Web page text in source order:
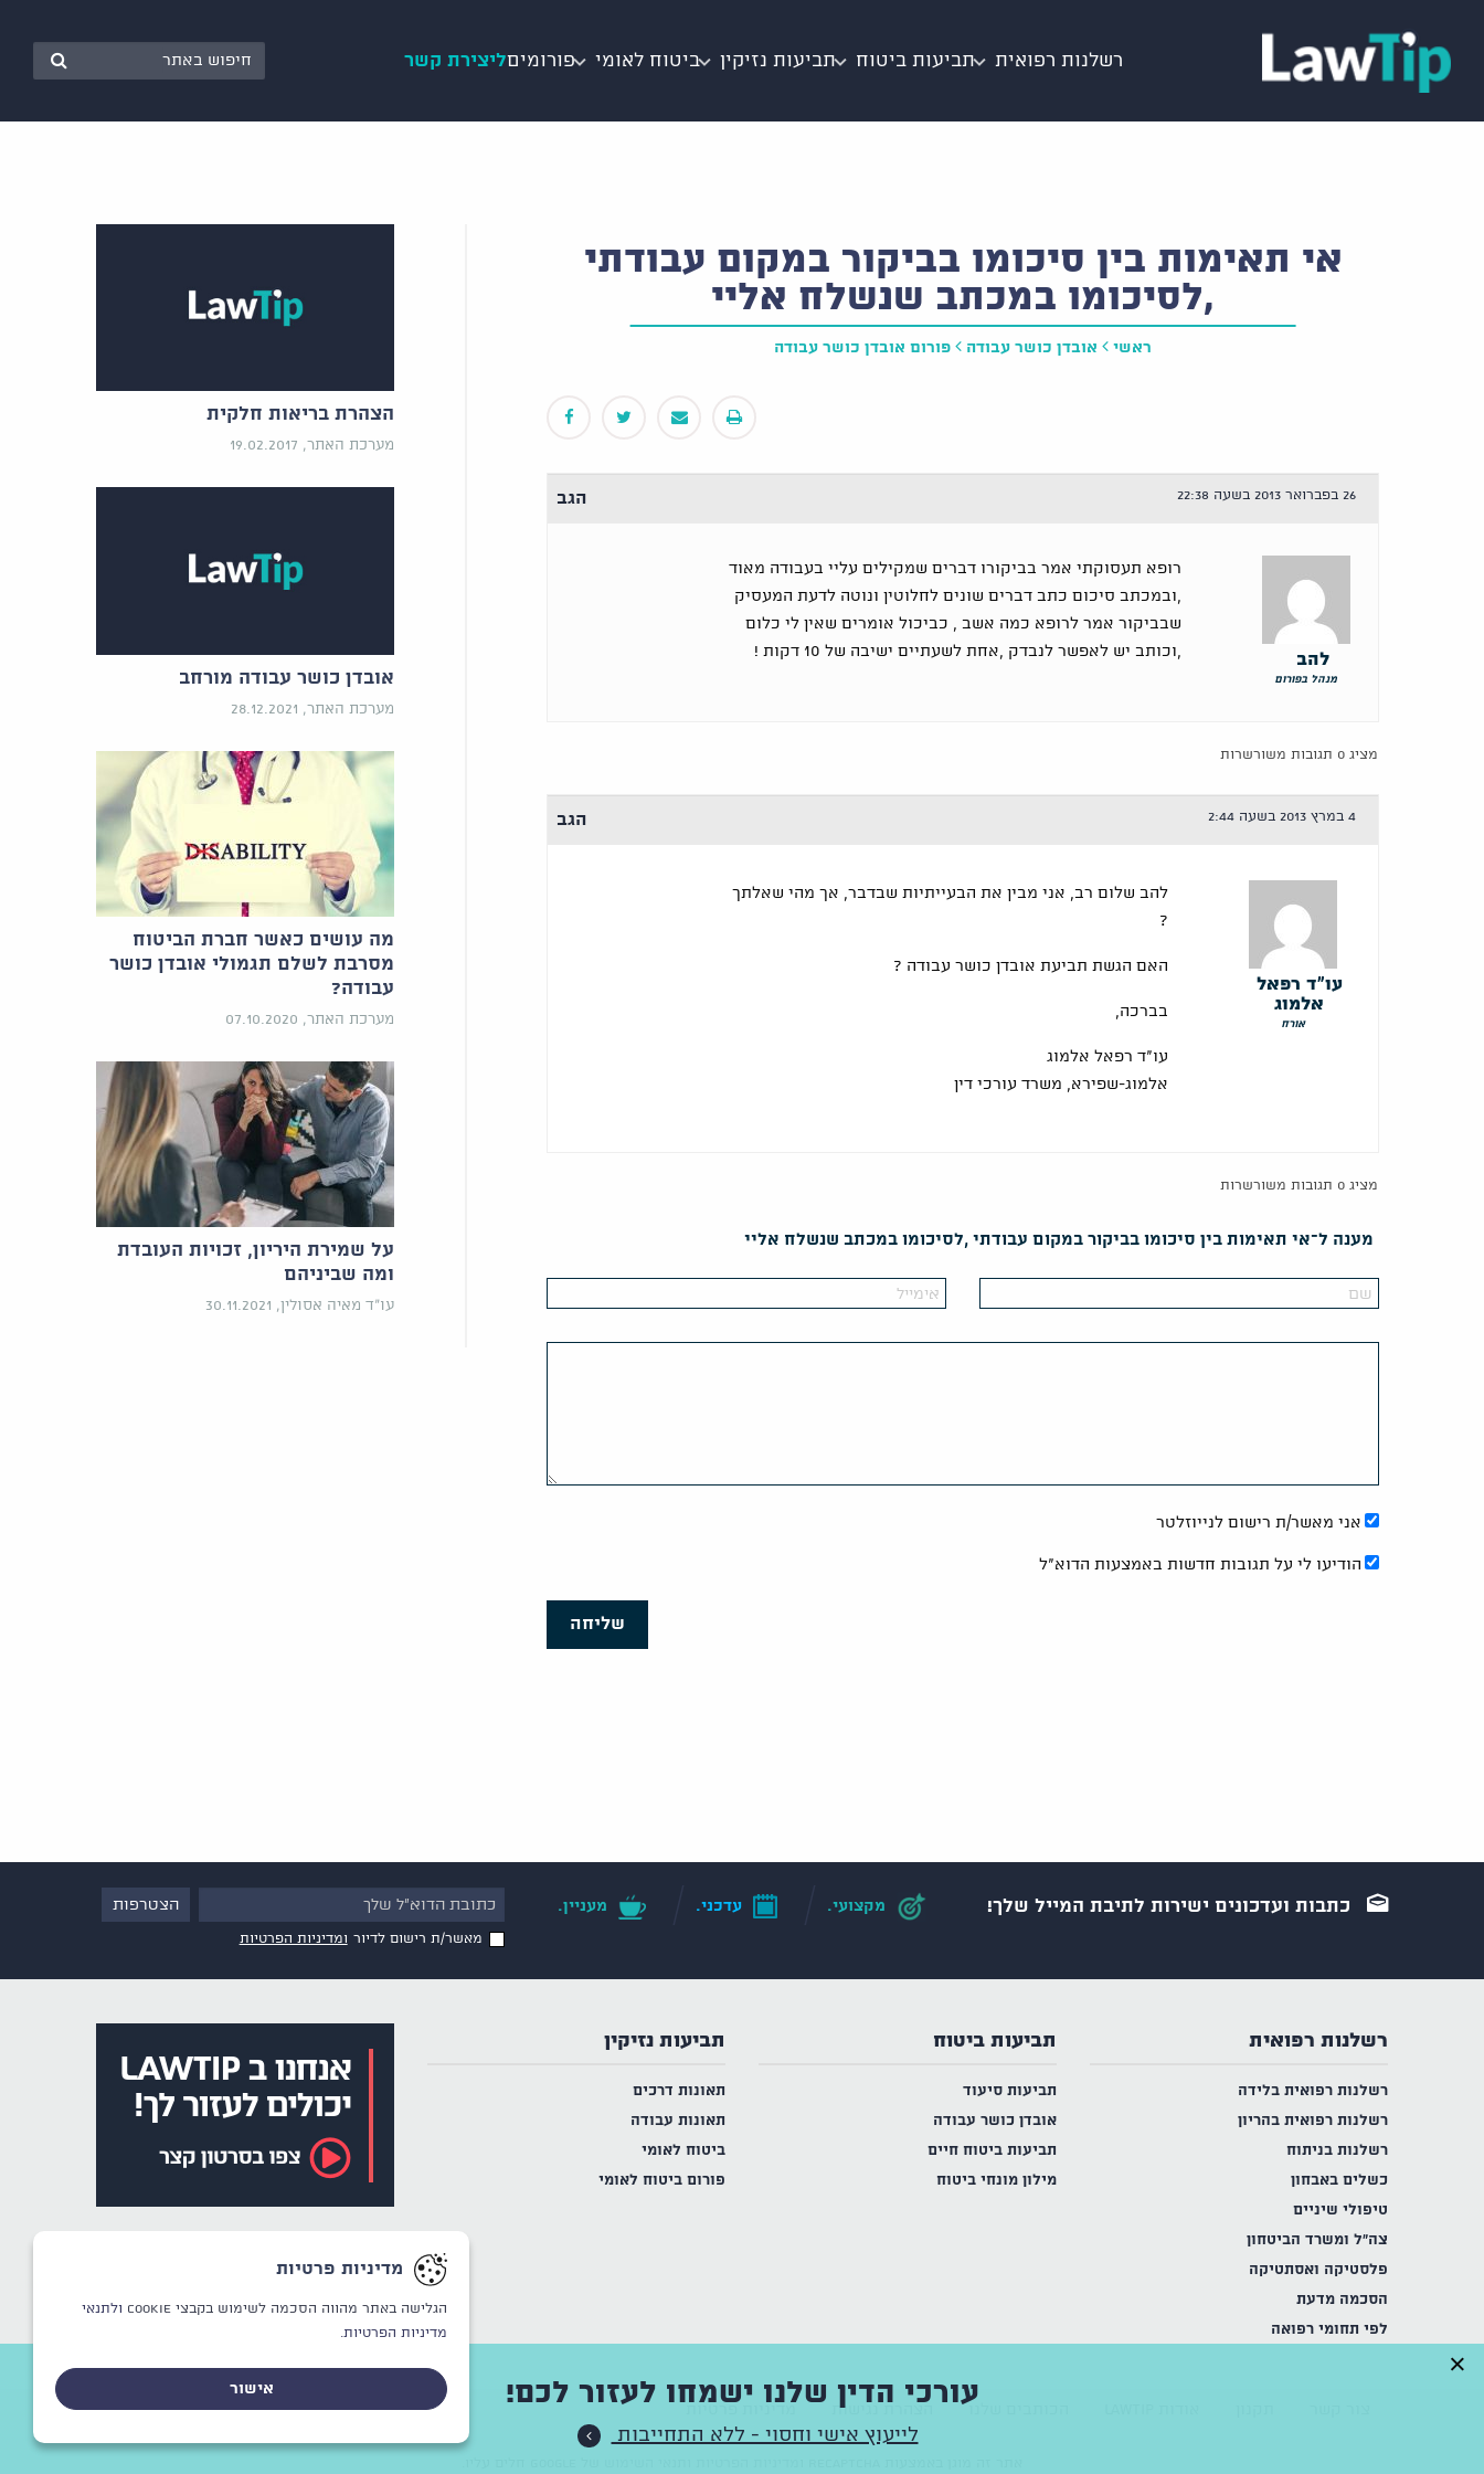
רשלנות רפואית תביעות ביטוח תביעות נזיקין ביטוח לאומי פורומיםליצירת קשר
אי תאימות בין סיכומו בביקור במקום עבודתי
,לסיכומו במכתב שנשלח אליי
ראשי אובדן כושר עבודה פורום אובדן כושר עבודה
26 בפברואר 2013 בשעה 22:38 הגב
להב
מנהל בפורום
רופא תעסוקתי אמר בביקורו דברים שמקילים עליי בעבודה מאוד
,ובמכתב סיכום כתב דברים שונים לחלוטין ונוטה לדעת המעסיק
שבביקור אמר לרופא כמה אשב , כביכול אומרים שאין לי כלום
,וכותב יש לאפשר לנבדק ,אחת לשעתיים ישיבה של 10 דקות !
מציג 0 תגובות משורשרות
4 במרץ 2013 בשעה 2:44 הגב
עו"ד רפאל
אלמוג
אורח
להב שלום רב, אני מבין את הבעייתיות שבדבר, אך מהי שאלתך
?
האם הגשת תביעת אובדן כושר עבודה ?
בברכה,
עו"ד רפאל אלמוג
אלמוג-שפירא, משרד עורכי דין
מציג 0 תגובות משורשרות
מענה ל־אי תאימות בין סיכומו בביקור במקום עבודתי ,לסיכומו במכתב שנשלח אליי
אני מאשר/ת רישום לנייוזלטר
הודיעו לי על תגובות חדשות באמצעות הדוא"ל
שליחה
הצהרת בריאות חלקית
מערכת האתר, 19.02.2017
אובדן כושר עבודה מורחב
מערכת האתר, 28.12.2021
מה עושים כאשר חברת הביטוח
מסרבת לשלם תגמולי אובדן כושר
עבודה?
מערכת האתר, 07.10.2020
על שמירת היריון, זכויות העובדת
ומה שביניהם
עו"ד מאיה אסולין, 30.11.2021
כתבות ועדכונים ישירות לתיבת המייל שלך! מקצועי. עדכני. מעניין.
מאשר/ת רישום לדיור ומדיניות הפרטיות
רשלנות רפואית
רשלנות רפואית בלידה
רשלנות רפואית בהריון
רשלנות בניתוח
כשלים באבחון
טיפולי שיניים
צה"ל ומשרד הביטחון
פלסטיקה ואסתטיקה
הסכמה מדעת
לפי תחומי רפואה
תביעות ביטוח
תביעות סיעוד
אובדן כושר עבודה
תביעות ביטוח חיים
מילון מונחי ביטוח
תביעות נזיקין
תאונות דרכים
תאונות עבודה
ביטוח לאומי
פורום ביטוח לאומי
הצהרת נגישות
עורכי הדין שלנו ישמחו לעזור לכם!
לייעוץ אישי וחסוי - ללא התחייבות
×
מדיניות פרטיות
הגלישה באתר מהווה הסכמה לשימוש בקבצי Cookie
ולתנאי
מדיניות הפרטיות.
אישור